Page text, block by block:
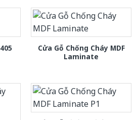
Cửa Gỗ Chống Cháy MDF
Laminate